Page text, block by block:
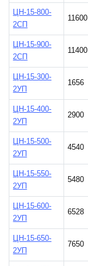
ЦН-15-800-
2СП
11600
ЦН-15-900-
2СП
11400
ЦН-15-300-
2УП
1656
ЦН-15-400-
2УП
2900
ЦН-15-500-
2УП
4540
ЦН-15-550-
2УП
5480
ЦН-15-600-
2УП
6528
ЦН-15-650-
2УП
7650